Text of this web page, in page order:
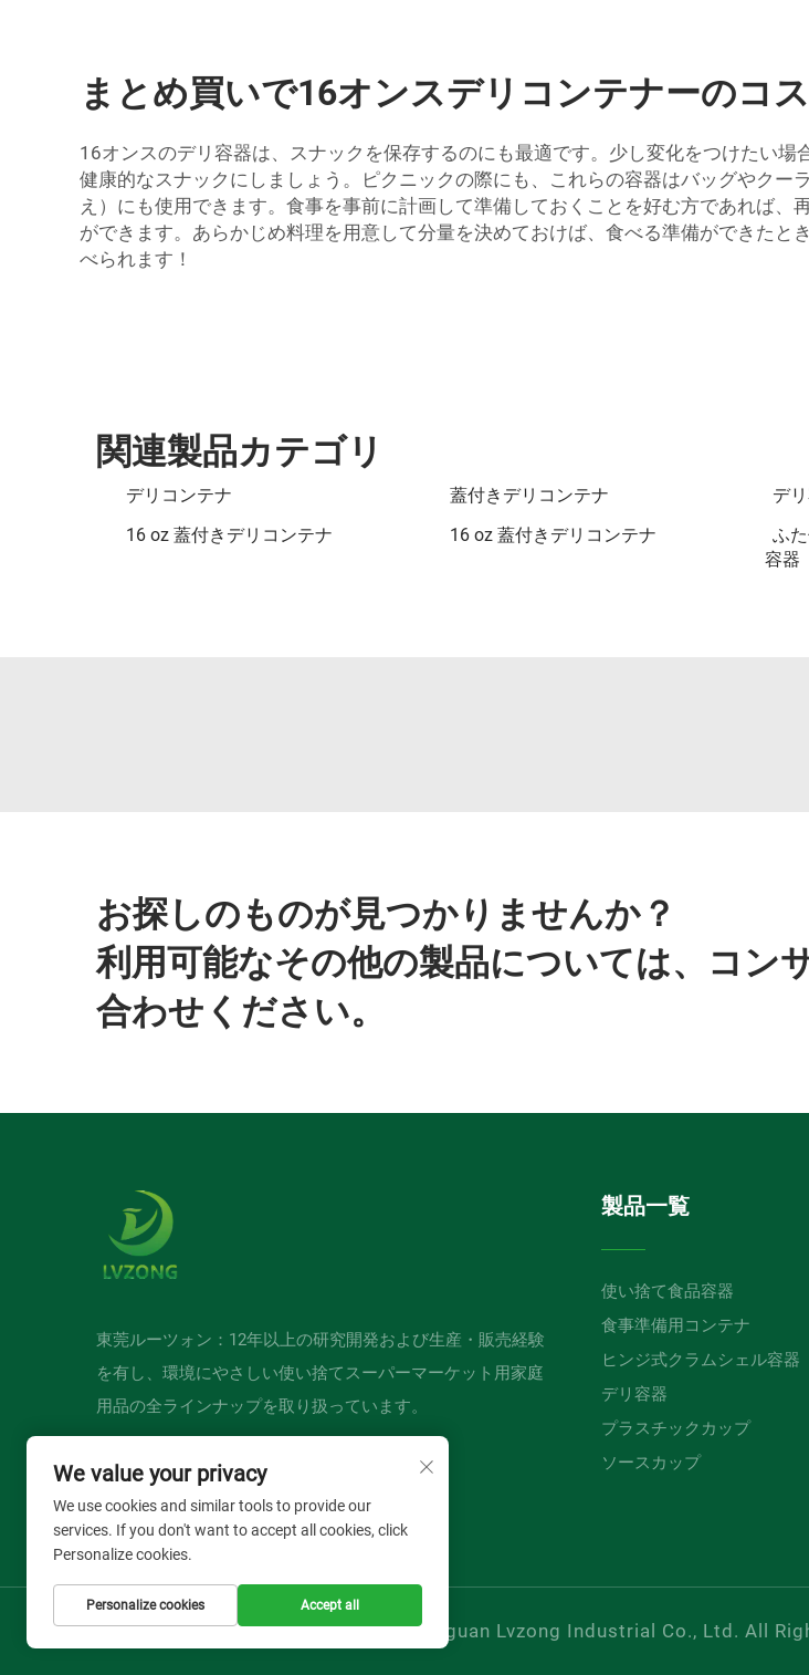
まとめ買いで16オンスデリコンテナーのコ
16オンスのデリ容器は、スナックを保存するのにも最適です。少し変化をつけたい
健康的なスナックにしましょう。ピクニックの際にも、これらの容器はバッグやク
え）にも使用できます。食事を事前に計画して準備しておくことを好む方であれば
ができます。あらかじめ料理を用意して分量を決めておけば、食べる準備ができた
べられます！
関連製品カテゴリ
デリコンテナ 蓋付きデリコンテナ デ
16 oz 蓋付きデリコンテナ
16 oz 蓋付きデリコンテナ
ふ
容器
お探しのものが見つかりませんか？
利用可能なその他の製品については、コン
合わせください。
東莞ルーツォン：12年以上の研究開発および生産・販売経験
を有し、環境にやさしい使い捨てスーパーマーケット用家庭
用品の全ラインナップを取り扱っています。
製品一覧
使い捨て食品容器
食事準備用コンテナ
ヒンジ式クラムシェル容器
デリ容器
プラスチックカップ
ソースカップ
Copyright © Dongguan Lvzong Industrial Co., Ltd. All
We value your privacy
We use cookies and similar tools to provide our
services. If you don't want to accept all cookies, click
Personalize cookies.
Personalize cookies Accept all